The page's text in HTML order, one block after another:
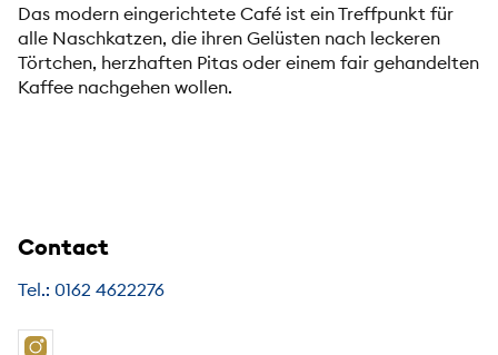
Das modern eingerichtete Café ist ein Treffpunkt für
alle Naschkatzen, die ihren Gelüsten nach leckeren
Törtchen, herzhaften Pitas oder einem fair gehandelten
Kaffee nachgehen wollen.
Contact
Tel.: 0162 4622276